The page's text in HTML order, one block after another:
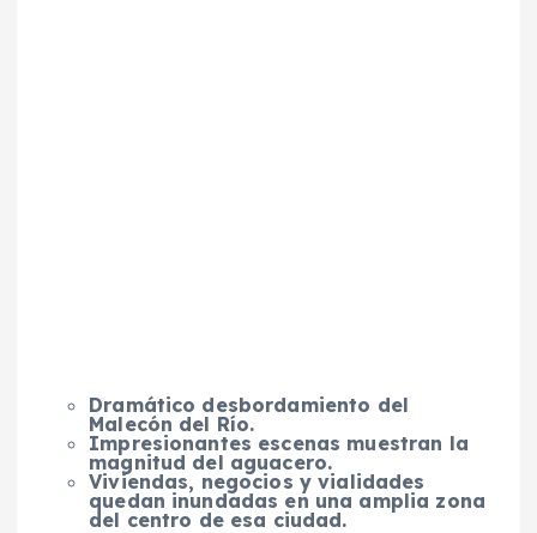
Dramático desbordamiento del
Malecón del Río.
Impresionantes escenas muestran la
magnitud del aguacero.
Viviendas, negocios y vialidades
quedan inundadas en una amplia zona
del centro de esa ciudad.